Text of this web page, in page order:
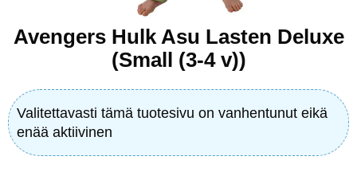
Avengers Hulk Asu Lasten Deluxe
(Small (3-4 v))
Valitettavasti tämä tuotesivu on vanhentunut eikä
enää aktiivinen